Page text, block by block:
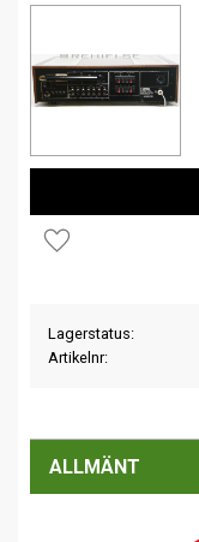
Lägg till i favoriter
Lagerstatus
Artikelnr
ALLMÄNT